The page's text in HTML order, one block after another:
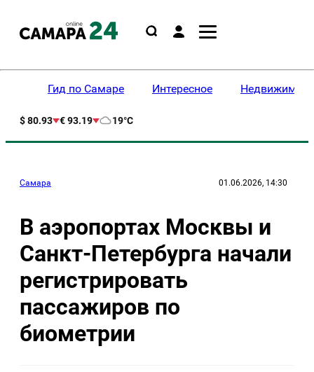
Гид по Самаре Интересное
$ 80.93 € 93.19 19°C
Самара 01.06.2026, 14:30
В аэропортах Москвы и
Санкт-Петербурга начали
регистрировать
пассажиров по
биометрии